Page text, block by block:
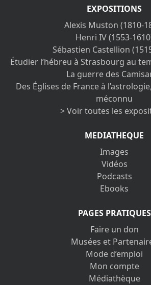
EXPOSITIONS
Alexis Muston (1810-
Henri IV (1553-
Sébastien Castellion
Étudier l’hébreu à Strasbourg au
La guerre des
Des Églises de France à
méconnu
> Voir toutes les
MEDIATHEQUE
Images
Vidéos
Podcasts
Ebooks
PAGES PRATIQUES
Faire un don
Musées et
Mode d’emploi
Mon compte
Médiathèque